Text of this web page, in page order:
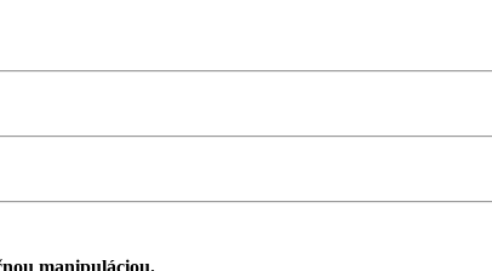
manipuláciou.